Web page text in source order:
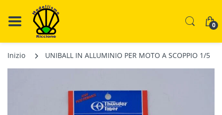
0
Inizio UNIBALL IN ALLUMINIO PER MOTO A SCOPPIO 1/5